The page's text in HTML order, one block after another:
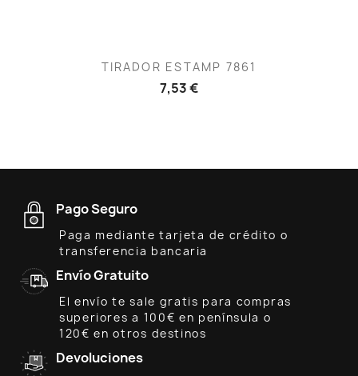
TIRADOR ESTAMP 7861
7,53 €
Pago Seguro
Paga mediante tarjeta de crédito o
transferencia bancaria
Envío Gratuito
El envío te sale gratis para compras
superiores a 100€ en península o
120€ en otros destinos
Devoluciones